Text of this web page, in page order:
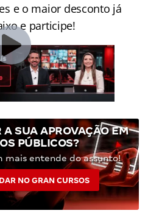
e o maior desconto já
e participe!
A SUA APROVAÇÃO EM
PÚBLICOS?
mais entende do assunto!
NO GRAN CURSOS